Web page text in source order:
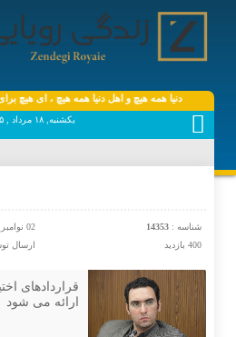
دنیا همه هیچ و اهل دنیا همه هیچ ، ‌ای هیچ
یکشنبه, ۱۸ مرداد , ۱۴۰۵ برابر با - Sunday, 9 August , 2026
شناسه : 14353
02 نوامبر 2025 - 17:12
400 بازدید
ارسال
قراردادهای
ارائه می شود